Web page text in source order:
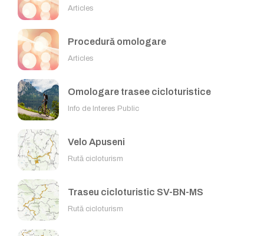
Articles
Procedură omologare
Articles
Omologare trasee cicloturistice
Info de Interes Public
Velo Apuseni
Rută cicloturism
Traseu cicloturistic SV-BN-MS
Rută cicloturism